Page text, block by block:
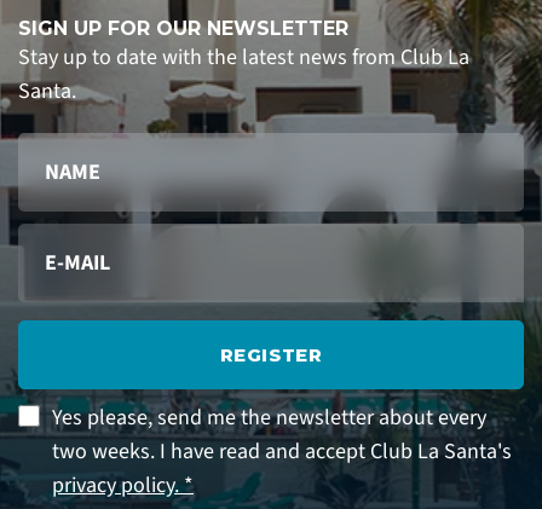
SIGN UP FOR OUR NEWSLETTER
Stay up to date with the latest news from Club La
Santa.
REGISTER
Yes please, send me the newsletter about every
two weeks. I have read and accept Club La Santa's
privacy policy. *